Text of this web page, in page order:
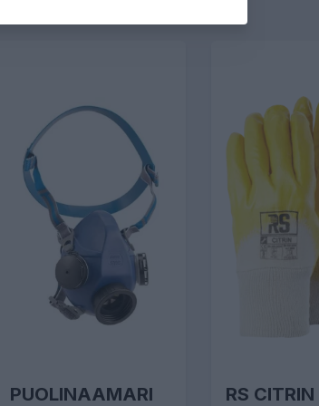
PUOLINAAMARI RS CITRIN